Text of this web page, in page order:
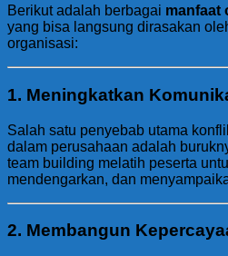
Berikut adalah berbagai manfaat
yang bisa langsung dirasakan
organisasi:
1. Meningkatkan
Salah satu penyebab utama
dalam perusahaan adalah
team building melatih peserta
mendengarkan, dan
2. Membangun